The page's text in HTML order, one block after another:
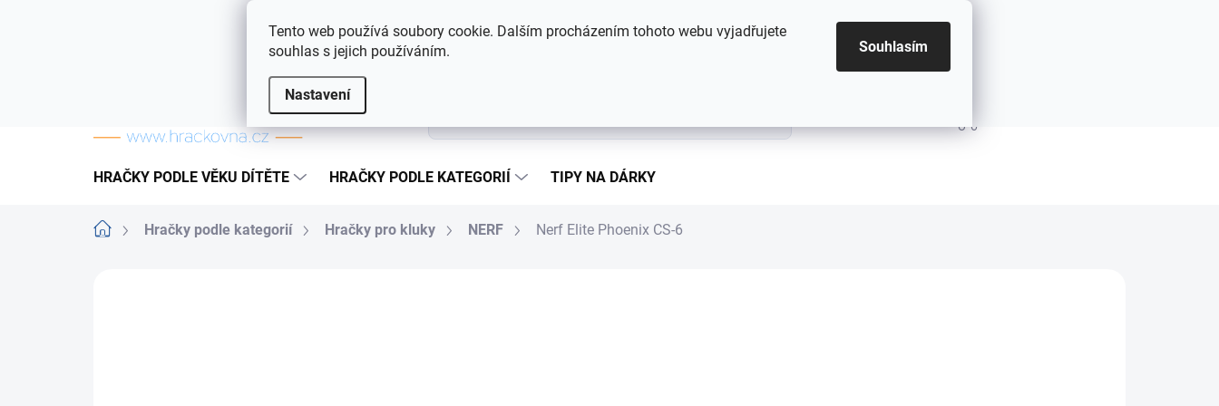
Tento web používá soubory cookie. Dalším procházením tohoto webu vyjadřujete
souhlas s jejich používáním.
Nastavení
Souhlasím
Často kladené otázky Hodnocení obchodu Kontakty
HRAČKY PODLE VĚKU DÍTĚTE HRAČKY PODLE KATEGORIÍ TIPY NA DÁRKY
DomůHračky podle kategorií Hračky pro kluky NERF Nerf Elite Phoenix CS-6